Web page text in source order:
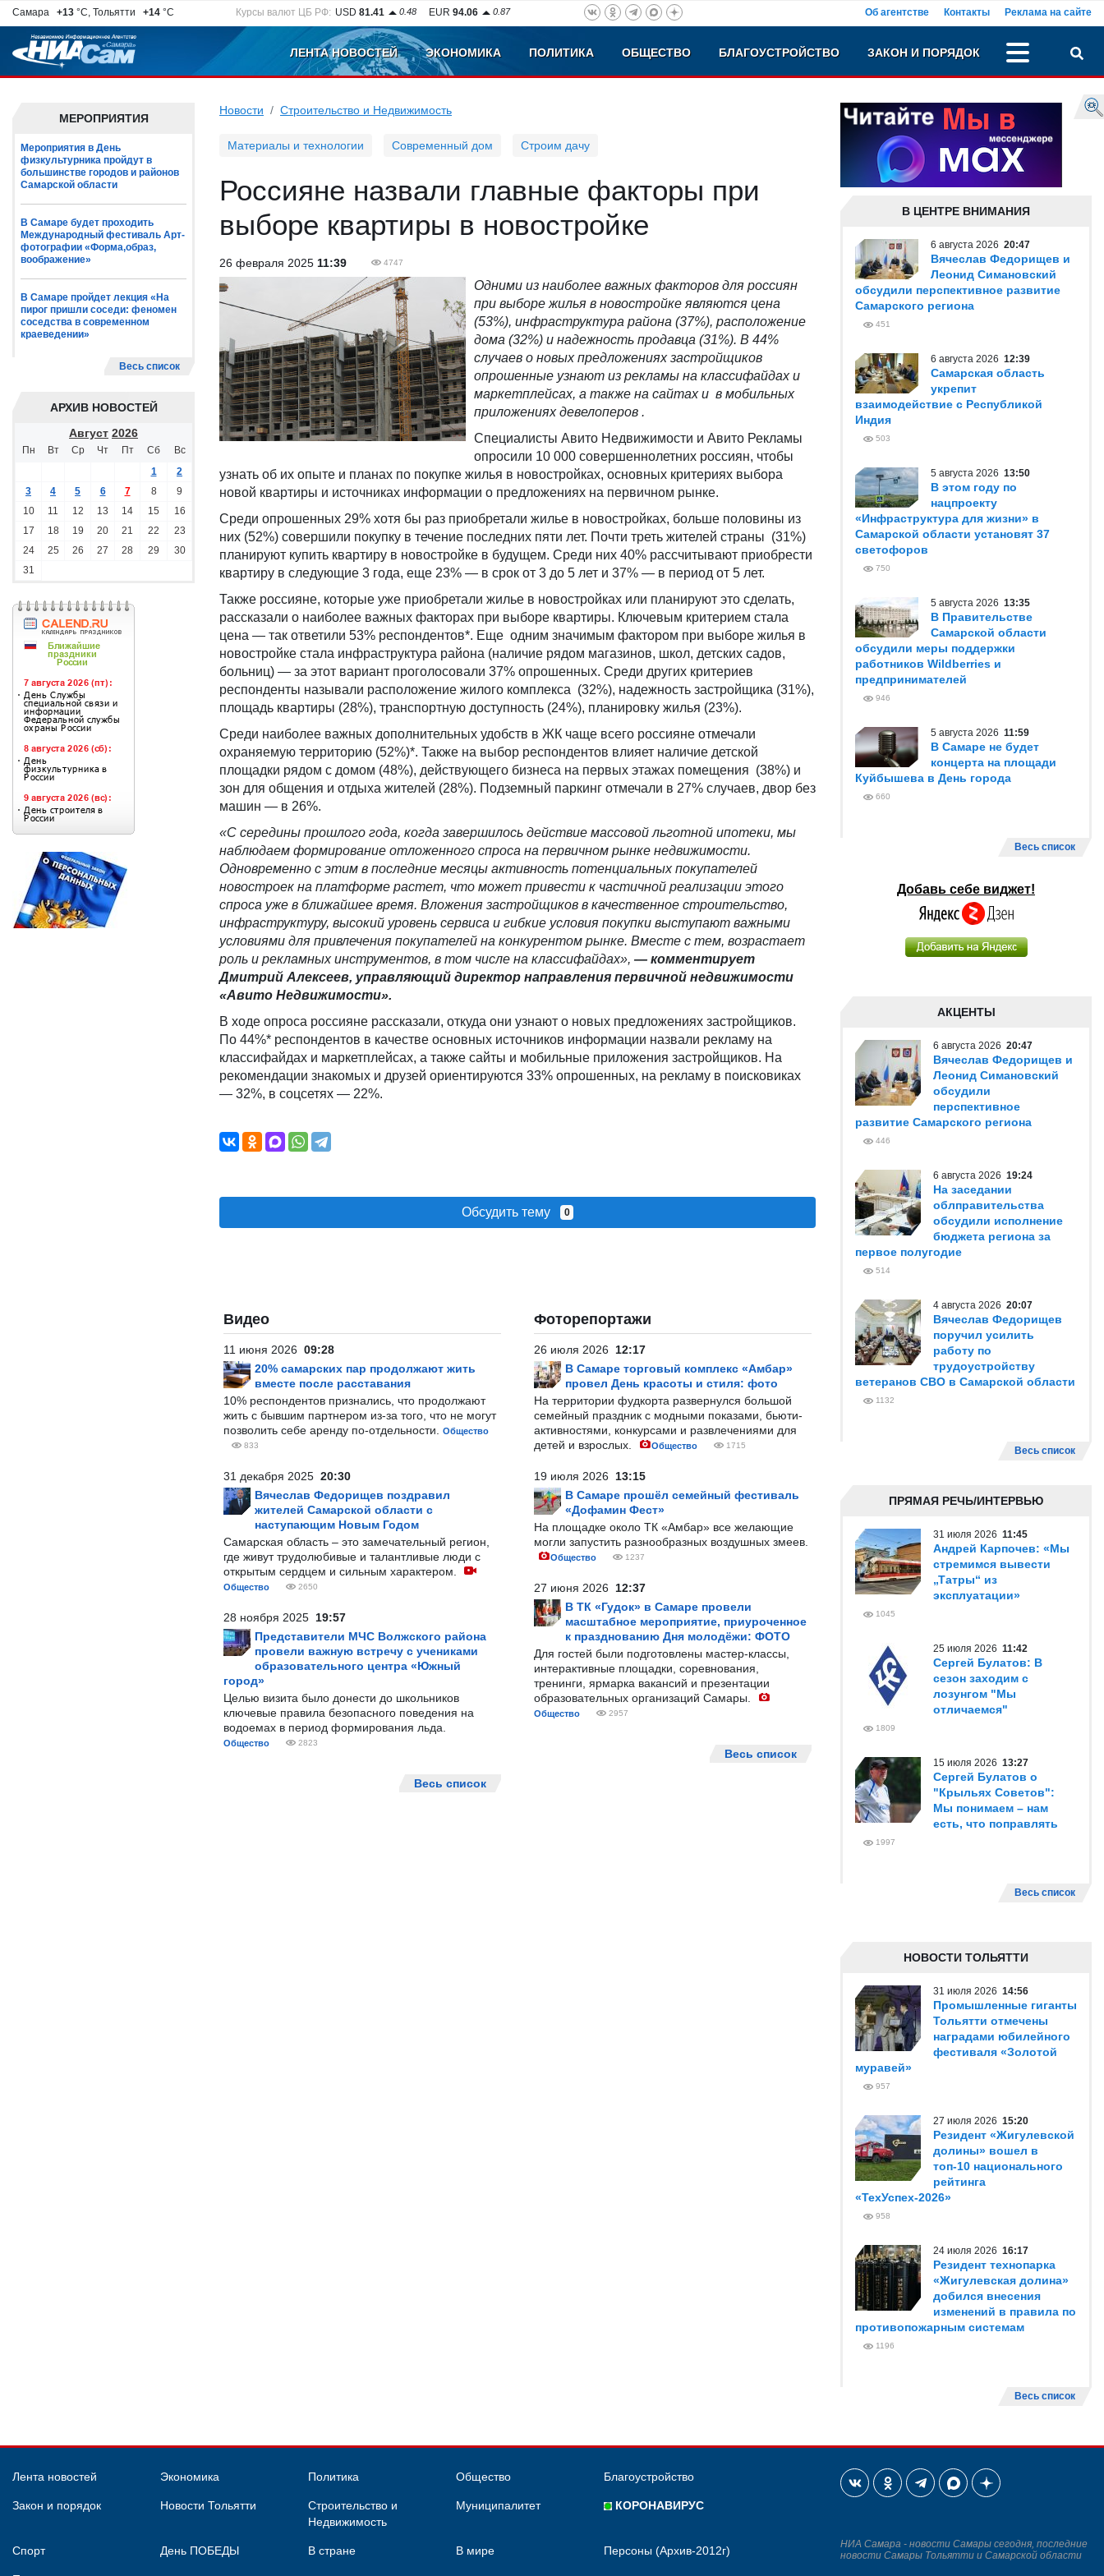
Самара +13 °C, Тольятти +14 °C Курсы валют ЦБ РФ: USD 81.41 0.48 EUR 94.06 0.87 Об агентстве Контакты Реклама на сайте
ЛЕНТА НОВОСТЕЙ ЭКОНОМИКА ПОЛИТИКА ОБЩЕСТВО БЛАГОУСТРОЙСТВО ЗАКОН И ПОРЯДОК
МЕРОПРИЯТИЯ
Мероприятия в День
физкультурника пройдут в
большинстве городов и районов
Самарской области
В Самаре будет проходить
Международный фестиваль Арт-
фотографии «Форма,образ,
воображение»
В Самаре пройдет лекция «На
пирог пришли соседи: феномен
соседства в современном
краеведении»
Весь список
АРХИВ НОВОСТЕЙ
Август 2026
Пн Вт Ср Чт Пт Сб
Вс
1
2
3
4 5 6 7 8
9
10
11 12 13 14 15
16
17
18 19 20 21 22
23
24
25 26 27 28 29
30
31
Новости Строительство и Недвижимость
Материалы и технологии Современный дом Строим дачу
Россияне назвали главные факторы при
выборе квартиры в новостройке
26 февраля 2025 11:39 4747
Одними из наиболее важных факторов для россиян
при выборе жилья в новостройке являются цена
(53%), инфраструктура района (37%), расположение
дома (32%) и надежность продавца (31%). В 44%
случаев о новых предложениях застройщиков
опрошенные узнают из рекламы на классифайдах и
маркетплейсах, а также на сайтах и в мобильных
приложениях девелоперов .
Специалисты Авито Недвижимости и Авито Рекламы
опросили 10 000 совершеннолетних россиян, чтобы
узнать об их опыте и планах по покупке жилья в новостройках, основных критериях выбора
новой квартиры и источниках информации о предложениях на первичном рынке.
Среди опрошенных 29% хотя бы раз приобретали жилье в новостройках, больше половины из
них (52%) совершили покупку в течение последних пяти лет. Почти треть жителей страны (31%)
планируют купить квартиру в новостройке в будущем. Среди них 40% рассчитывают приобрести
квартиру в следующие 3 года, еще 23% — в срок от 3 до 5 лет и 37% — в период от 5 лет.
Также россияне, которые уже приобретали жилье в новостройках или планируют это сделать,
рассказали о наиболее важных факторах при выборе квартиры. Ключевым критерием стала
цена — так ответили 53% респондентов*. Еще одним значимым фактором при выборе жилья в
новостройке стала инфраструктура района (наличие рядом магазинов, школ, детских садов,
больниц) — за этот вариант проголосовали 37% опрошенных. Среди других критериев
респонденты называли расположение жилого комплекса (32%), надежность застройщика (31%),
площадь квартиры (28%), транспортную доступность (24%), планировку жилья (23%).
Среди наиболее важных дополнительных удобств в ЖК чаще всего россияне отмечали
охраняемую территорию (52%)*. Также на выбор респондентов влияет наличие детской
площадки рядом с домом (48%), действующего бизнеса на первых этажах помещения (38%) и
зон для общения и отдыха жителей (28%). Подземный паркинг отмечали в 27% случаев, двор без
машин — в 26%.
«С середины прошлого года, когда завершилось действие массовой льготной ипотеки, мы
наблюдаем формирование отложенного спроса на первичном рынке недвижимости.
Одновременно с этим в последние месяцы активность потенциальных покупателей
новостроек на платформе растет, что может привести к частичной реализации этого
спроса уже в ближайшее время. Вложения застройщиков в качественное строительство,
инфраструктуру, высокий уровень сервиса и гибкие условия покупки выступают важными
условиями для привлечения покупателей на конкурентом рынке. Вместе с тем, возрастает
роль и рекламных инструментов, в том числе на классифайдах», — комментирует
Дмитрий Алексеев, управляющий директор направления первичной недвижимости
«Авито Недвижимости».
В ходе опроса россияне рассказали, откуда они узнают о новых предложениях застройщиков.
По 44%* респондентов в качестве основных источников информации назвали рекламу на
классифайдах и маркетплейсах, а также сайты и мобильные приложения застройщиков. На
рекомендации знакомых и друзей ориентируются 33% опрошенных, на рекламу в поисковиках
— 32%, в соцсетях — 22%.
Обсудить тему 0
Видео
11 июня 2026 09:28
20% самарских пар продолжают жить
вместе после расставания
10% респондентов признались, что продолжают
жить с бывшим партнером из-за того, что не могут
позволить себе аренду по-отдельности.
Общество
833
31 декабря 2025 20:30
Вячеслав Федорищев поздравил
жителей Самарской области с
наступающим Новым Годом
Самарская область – это замечательный регион,
где живут трудолюбивые и талантливые люди с
открытым сердцем и сильным характером.
Общество 2650
28 ноября 2025 19:57
Представители МЧС Волжского района
провели важную встречу с учениками
образовательного центра «Южный
город»
Целью визита было донести до школьников
ключевые правила безопасного поведения на
водоемах в период формирования льда.
Общество 2823
Весь список
Фоторепортажи
26 июля 2026 12:17
В Самаре торговый комплекс «Амбар»
провел День красоты и стиля: фото
На территории фудкорта развернулся большой
семейный праздник с модными показами, бьюти-
активностями, конкурсами и развлечениями для
детей и взрослых.
Общество 1715
19 июля 2026 13:15
В Самаре прошёл семейный фестиваль
«Дофамин Фест»
На площадке около ТК «Амбар» все желающие
могли запустить разнообразных воздушных змеев.
Общество 1237
27 июня 2026 12:37
В ТК «Гудок» в Самаре провели
масштабное мероприятие, приуроченное
к празднованию Дня молодёжи: ФОТО
Для гостей были подготовлены мастер-классы,
интерактивные площадки, соревнования,
тренинги, ярмарка вакансий и презентации
образовательных организаций Самары.
Общество 2957
Весь список
В ЦЕНТРЕ ВНИМАНИЯ
6 августа 2026 20:47
Вячеслав Федорищев и
Леонид Симановский
обсудили перспективное развитие
Самарского региона
451
6 августа 2026 12:39
Самарская область
укрепит
взаимодействие с Республикой
Индия
503
5 августа 2026 13:50
В этом году по
нацпроекту
«Инфраструктура для жизни» в
Самарской области установят 37
светофоров
750
5 августа 2026 13:35
В Правительстве
Самарской области
обсудили меры поддержки
работников Wildberries и
предпринимателей
946
5 августа 2026 11:59
В Самаре не будет
концерта на площади
Куйбышева в День города
660
Весь список
Добавь себе виджет!
АКЦЕНТЫ
6 августа 2026 20:47
Вячеслав Федорищев и
Леонид Симановский
обсудили
перспективное
развитие Самарского региона
446
6 августа 2026 19:24
На заседании
облправительства
обсудили исполнение
бюджета региона за
первое полугодие
514
4 августа 2026 20:07
Вячеслав Федорищев
поручил усилить
работу по
трудоустройству
ветеранов СВО в Самарской области
1132
Весь список
ПРЯМАЯ РЕЧЬ/ИНТЕРВЬЮ
31 июля 2026 11:45
Андрей Карпочев: «Мы
стремимся вывести
„Татры“ из
эксплуатации»
1045
25 июля 2026 11:42
Сергей Булатов: В
сезон заходим с
лозунгом "Мы
отличаемся"
1809
15 июля 2026 13:27
Сергей Булатов о
"Крыльях Советов":
Мы понимаем – нам
есть, что поправлять
1997
Весь список
НОВОСТИ ТОЛЬЯТТИ
31 июля 2026 14:56
Промышленные гиганты
Тольятти отмечены
наградами юбилейного
фестиваля «Золотой
муравей»
957
27 июля 2026 15:20
Резидент «Жигулевской
долины» вошел в
топ-10 национального
рейтинга
«ТехУспех-2026»
958
24 июля 2026 16:17
Резидент технопарка
«Жигулевская долина»
добился внесения
изменений в правила по
противопожарным системам
1196
Весь список
Лента новостей Экономика Политика Общество Благоустройство
Закон и порядок Новости Тольятти
Строительство и
Недвижимость
Муниципалитет КОРОНАВИРУС
Спорт День ПОБЕДЫ В стране В мире Персоны (Архив-2012г)
НИА Самара - новости Самары сегодня, последние
новости Самары Тольятти и Самарской области